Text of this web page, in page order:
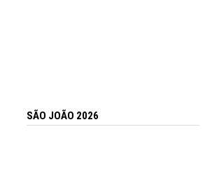
SÃO JOÃO 2026